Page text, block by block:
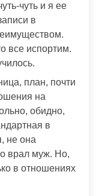
чуть и я ее
в
все испортим.
план, почти
на
обидно,
в
не она
врал муж. Но,
в отношениях